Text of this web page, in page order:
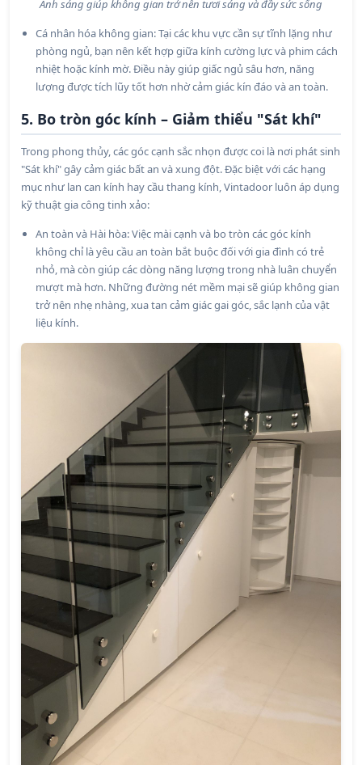
Ánh sáng giúp không gian trở nên tươi sáng và đầy sức sống
Cá nhân hóa không gian: Tại các khu vực cần sự tĩnh lặng như
phòng ngủ, bạn nên kết hợp giữa kính cường lực và phim cách
nhiệt hoặc kính mờ. Điều này giúp giấc ngủ sâu hơn, năng
lượng được tích lũy tốt hơn nhờ cảm giác kín đáo và an toàn.
5. Bo tròn góc kính – Giảm thiểu "Sát khí"
Trong phong thủy, các góc cạnh sắc nhọn được coi là nơi phát sinh
"Sát khí" gây cảm giác bất an và xung đột. Đặc biệt với các hạng
mục như lan can kính hay cầu thang kính, Vintadoor luôn áp dụng
kỹ thuật gia công tinh xảo:
An toàn và Hài hòa: Việc mài cạnh và bo tròn các góc kính
không chỉ là yêu cầu an toàn bắt buộc đối với gia đình có trẻ
nhỏ, mà còn giúp các dòng năng lượng trong nhà luân chuyển
mượt mà hơn. Những đường nét mềm mại sẽ giúp không gian
trở nên nhẹ nhàng, xua tan cảm giác gai góc, sắc lạnh của vật
liệu kính.